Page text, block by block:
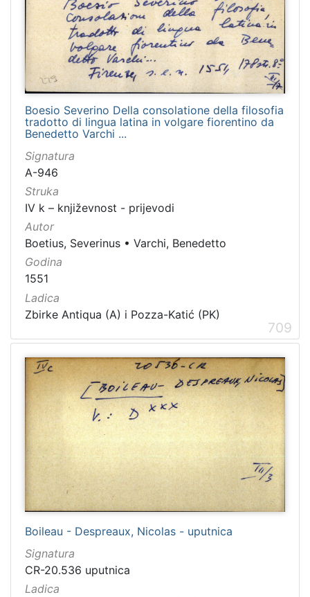
Boesio Severino Della consolatione della filosofia
tradotto di lingua latina in volgare fiorentino da
Benedetto Varchi ...
Signatura
A-946
Struka
IV k – književnost - prijevodi
Autor
Boetius, Severinus • Varchi, Benedetto
Godina
1551
Ladica
Zbirke Antiqua (A) i Pozza-Katić (PK)
709
Boileau - Despreaux, Nicolas - uputnica
Signatura
CR-20.536 uputnica
Ladica